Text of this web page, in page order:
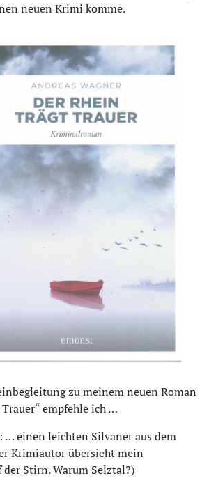
neuen Krimi komme.
zu meinem neuen Roman
empfehle ich …
: … einen leichten Silvaner aus dem
Krimiautor übersieht mein
der Stirn. Warum Selztal?)